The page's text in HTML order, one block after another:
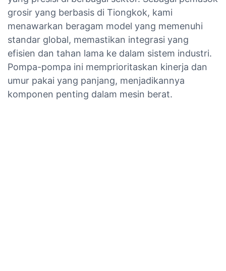
grosir yang berbasis di Tiongkok, kami
menawarkan beragam model yang memenuhi
standar global, memastikan integrasi yang
efisien dan tahan lama ke dalam sistem industri.
Pompa-pompa ini memprioritaskan kinerja dan
umur pakai yang panjang, menjadikannya
komponen penting dalam mesin berat.